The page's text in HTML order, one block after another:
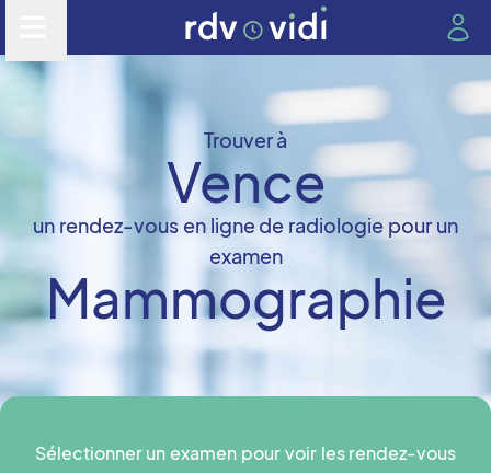
Trouver à
Vence
un rendez-vous en ligne de radiologie pour un
examen
Mammographie
Sélectionner un examen pour voir les rendez-vous